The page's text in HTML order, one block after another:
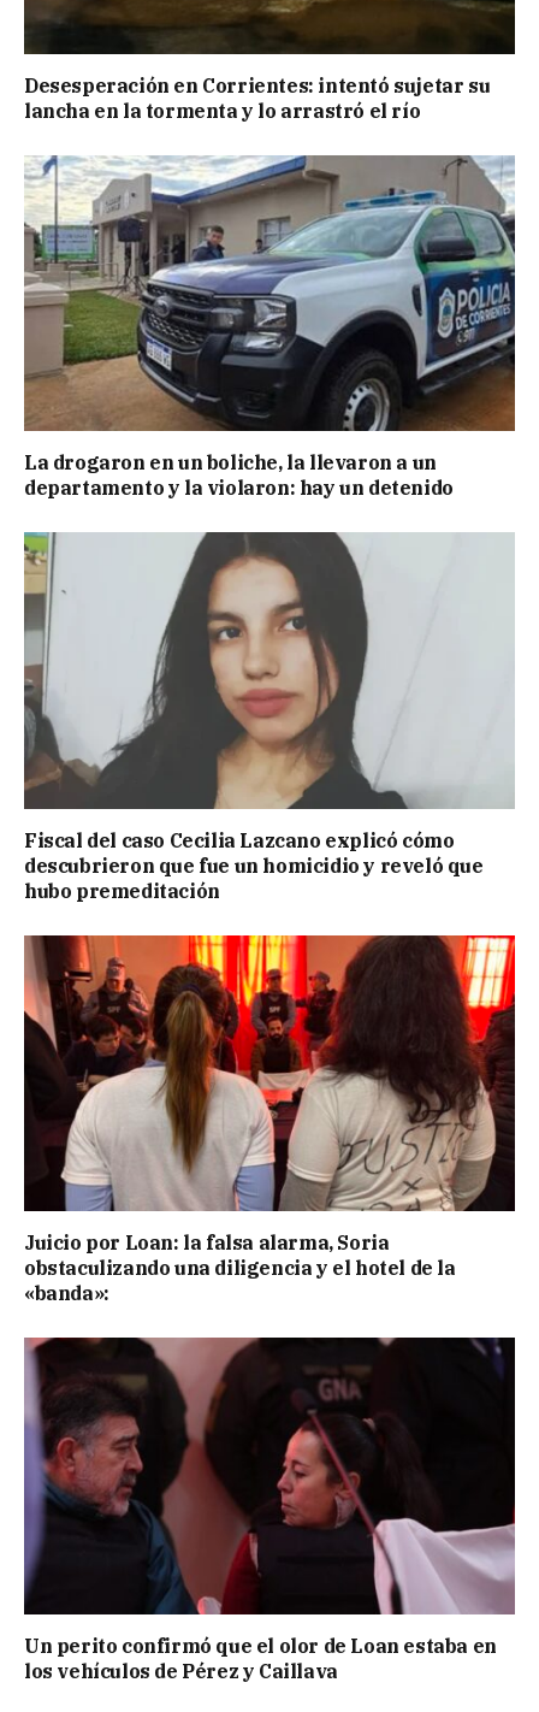
Desesperación en Corrientes: intentó sujetar su
lancha en la tormenta y lo arrastró el río
La drogaron en un boliche, la llevaron a un
departamento y la violaron: hay un detenido
Fiscal del caso Cecilia Lazcano explicó cómo
descubrieron que fue un homicidio y reveló que
hubo premeditación
Juicio por Loan: la falsa alarma, Soria
obstaculizando una diligencia y el hotel de la
«banda»:
Un perito confirmó que el olor de Loan estaba en
los vehículos de Pérez y Caillava